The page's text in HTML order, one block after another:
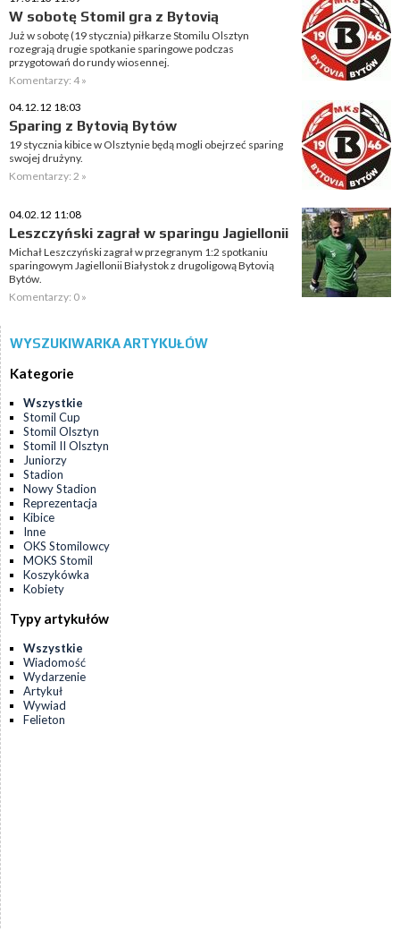
W sobotę Stomil gra z Bytovią
Już w sobotę (19 stycznia) piłkarze Stomilu Olsztyn
rozegrają drugie spotkanie sparingowe podczas
przygotowań do rundy wiosennej.
Komentarzy: 4 »
04.12.12 18:03
Sparing z Bytovią Bytów
19 stycznia kibice w Olsztynie będą mogli obejrzeć sparing
swojej drużyny.
Komentarzy: 2 »
04.02.12 11:08
Leszczyński zagrał w sparingu Jagiellonii
Michał Leszczyński zagrał w przegranym 1:2 spotkaniu
sparingowym Jagiellonii Białystok z drugoligową Bytovią
Bytów.
Komentarzy: 0 »
WYSZUKIWARKA ARTYKUŁÓW
Kategorie
Wszystkie
Stomil Cup
Stomil Olsztyn
Stomil II Olsztyn
Juniorzy
Stadion
Nowy Stadion
Reprezentacja
Kibice
Inne
OKS Stomilowcy
MOKS Stomil
Koszykówka
Kobiety
Typy artykułów
Wszystkie
Wiadomość
Wydarzenie
Artykuł
Wywiad
Felieton